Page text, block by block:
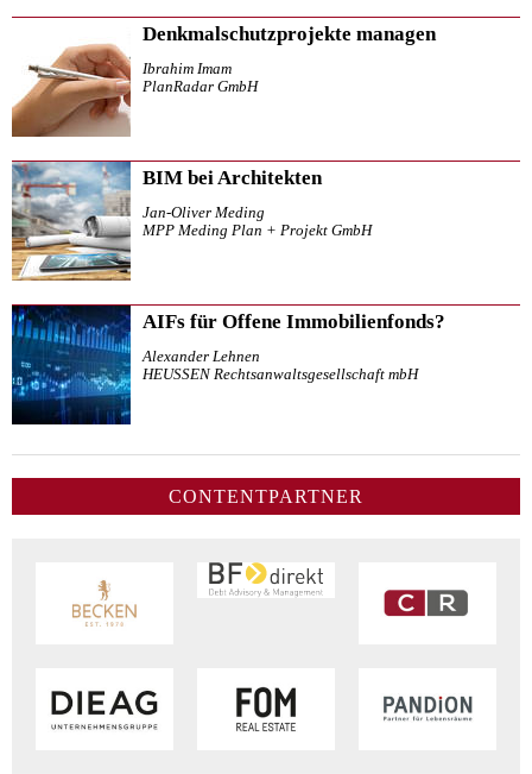
Denkmalschutzprojekte managen
Ibrahim Imam
PlanRadar GmbH
BIM bei Architekten
Jan-Oliver Meding
MPP Meding Plan + Projekt GmbH
AIFs für Offene Immobilienfonds?
Alexander Lehnen
HEUSSEN Rechtsanwaltsgesellschaft mbH
CONTENTPARTNER